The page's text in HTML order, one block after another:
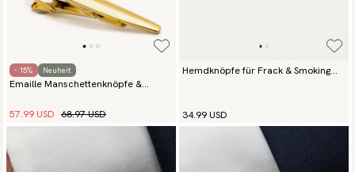
- 15% Neuheit
Emaille Manschettenknöpfe &
57.99 USD 68.97 USD
Hemdknöpfe für Frack & Smoking
34.99 USD